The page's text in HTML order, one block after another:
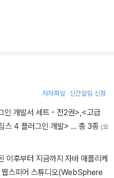
있는 사용자 정의 확장점 생성, 선
와 블루프린트(Blueprint)를
첩된 콘텐츠를 제공해서 공통 탐
다룬다.
저자파일 신간알림 신청
인 개발서 세트 - 전2권>,<고급
스 4 플러그인 개발> … 총 3종 (모
후부터 지금까지 자바 애플리케
스피어 스튜디오(WebSphere